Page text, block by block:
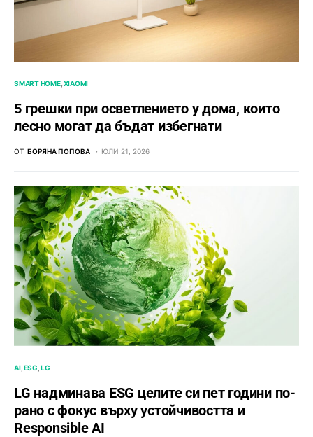
SMART HOME XIAOMI
5 грешки при осветлението у дома, които
лесно могат да бъдат избегнати
ОТ БОРЯНА ПОПОВА ЮЛИ 21, 2026
AI ESG LG
LG надминава ESG целите си пет години по-
рано с фокус върху устойчивостта и
Responsible AI